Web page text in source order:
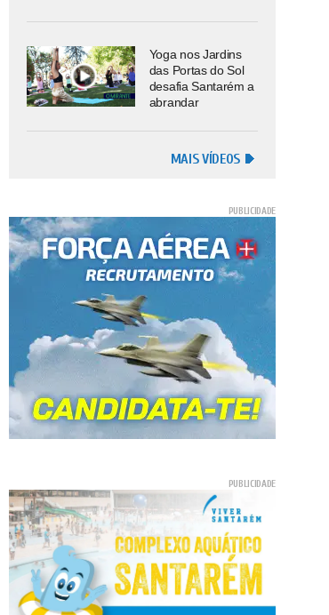
Yoga nos Jardins
das Portas do Sol
desafia Santarém a
abrandar
MAIS VÍDEOS